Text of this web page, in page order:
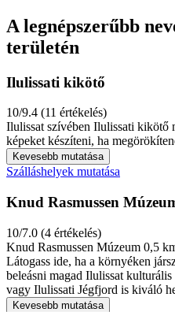
A legnépszerűbb
területén
Ilulissati kikötő
10/9.4 (11 értékelés)
Ilulissat szívében Ilulissati kikötő
képeket készíteni, ha
Kevesebb mutatása
Szálláshelyek mutatása
Knud Rasmussen
10/7.0 (4 értékelés)
Knud Rasmussen Múzeum 0,5
Látogass ide, ha a környéken
beleásni magad Ilulissat
vagy Ilulissati Jégfjord is kiváló
Kevesebb mutatása